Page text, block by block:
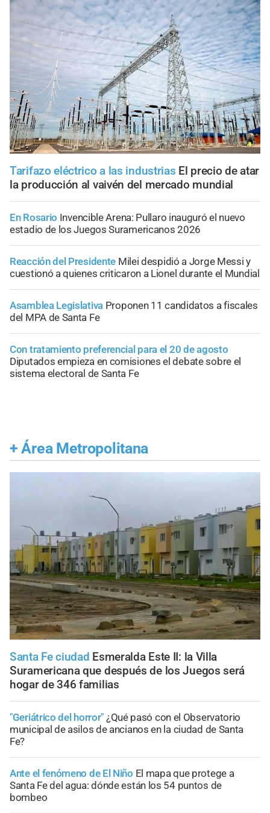
Tarifazo eléctrico a las industrias El precio de atar
la producción al vaivén del mercado mundial
En Rosario Invencible Arena: Pullaro inauguró el nuevo
estadio de los Juegos Suramericanos 2026
Reacción del Presidente Milei despidió a Jorge Messi y
cuestionó a quienes criticaron a Lionel durante el Mundial
Asamblea Legislativa Proponen 11 candidatos a fiscales
del MPA de Santa Fe
Con tratamiento preferencial para el 20 de agosto
Diputados empieza en comisiones el debate sobre el
sistema electoral de Santa Fe
+ Área Metropolitana
Santa Fe ciudad Esmeralda Este II: la Villa
Suramericana que después de los Juegos será
hogar de 346 familias
"Geriátrico del horror" ¿Qué pasó con el Observatorio
municipal de asilos de ancianos en la ciudad de Santa
Fe?
Ante el fenómeno de El Niño El mapa que protege a
Santa Fe del agua: dónde están los 54 puntos de
bombeo